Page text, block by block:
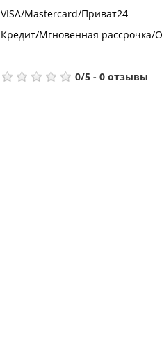
VISA/Mastercard/Приват24
Кредит/Мгновенная рассрочка/
0/5- 0 отзывы